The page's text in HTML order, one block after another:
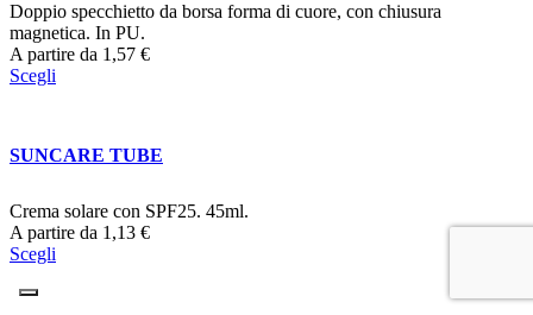
Doppio specchietto da borsa forma di cuore, con chiusura
magnetica. In PU.
A partire da 1,57 €
Scegli
SUNCARE TUBE
Crema solare con SPF25. 45ml.
A partire da 1,13 €
Scegli